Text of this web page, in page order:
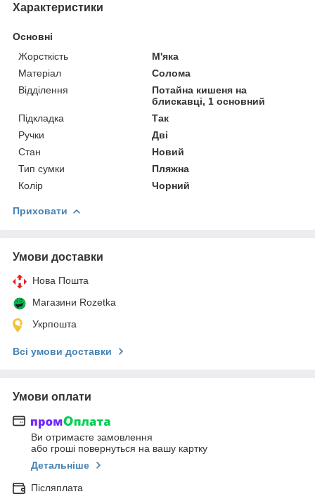
Характеристики
Основні
Жорсткість
М'яка
Матеріал
Солома
Відділення
Потайна кишеня на
блискавці, 1 основний
Підкладка
Так
Ручки
Дві
Стан
Новий
Тип сумки
Пляжна
Колір
Чорний
Приховати
Умови доставки
Нова Пошта
Магазини Rozetka
Укрпошта
Всі умови доставки
Умови оплати
Ви отримаєте замовлення
або гроші повернуться на вашу картку
Детальніше
Післяплата